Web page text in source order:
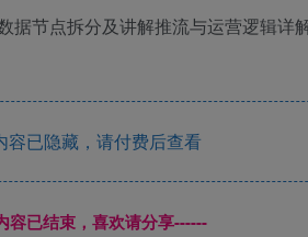
节点拆分及讲解推流与运营逻辑详
已隐藏，请付费后查看
容已结束，喜欢请分享------